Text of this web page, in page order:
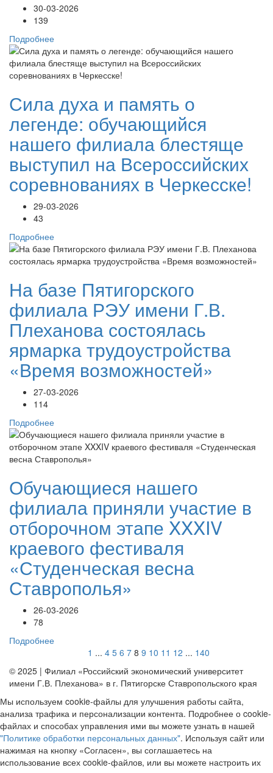
30-03-2026
139
Подробнее
Сила духа и память о
легенде: обучающийся
нашего филиала блестяще
выступил на Всероссийских
соревнованиях в Черкесске!
29-03-2026
43
Подробнее
На базе Пятигорского
филиала РЭУ имени Г.В.
Плеханова состоялась
ярмарка трудоустройства
«Время возможностей»
27-03-2026
114
Подробнее
Обучающиеся нашего
филиала приняли участие в
отборочном этапе XXXIV
краевого фестиваля
«Студенческая весна
Ставрополья»
26-03-2026
78
Подробнее
1 ... 4 5 6 7 8 9 10 11 12 ... 140
© 2025 | Филиал «Российский экономический университет
имени Г.В. Плеханова» в г. Пятигорске Ставропольского края
Мы используем cookie-файлы для улучшения работы сайта,
анализа трафика и персонализации контента. Подробнее о cookie-
файлах и способах управления ими вы можете узнать в нашей
"Политике обработки персональных данных". Используя сайт или
нажимая на кнопку «Согласен», вы соглашаетесь на
использование всех cookie-файлов, или вы можете настроить их